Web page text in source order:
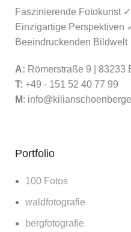
Faszinierende Fotokunst ✓
Einzigartige Perspektiven
Beeindruckenden Bildwelt
A: Römerstraße 9 | 83233
T: +49 - 151 52 40 77 99
M:
Portfolio
100 Fotos
waldfotografie
bergfotografie